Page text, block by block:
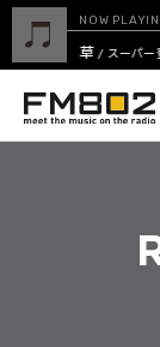
GUEST
NOW
道草/ スーパー